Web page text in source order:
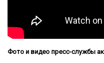
Фото и видео пресс-службы